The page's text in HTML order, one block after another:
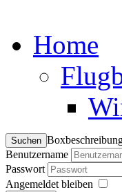
Home
Benutzername
Passwort
Angemeldet bleiben